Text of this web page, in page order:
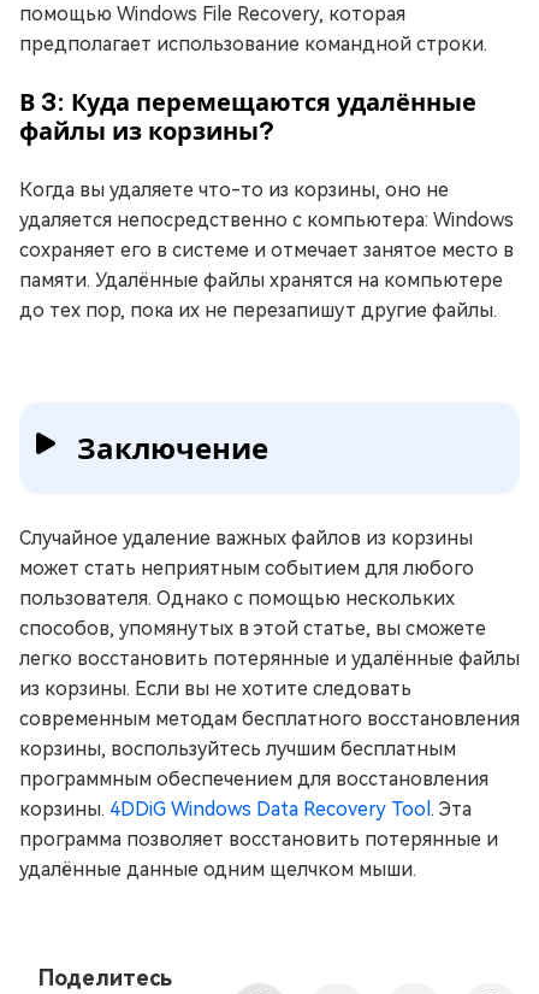
помощью Windows File Recovery, которая
предполагает использование командной строки.
В 3: Куда перемещаются удалённые
файлы из корзины?
Когда вы удаляете что-то из корзины, оно не
удаляется непосредственно с компьютера: Windows
сохраняет его в системе и отмечает занятое место в
памяти. Удалённые файлы хранятся на компьютере
до тех пор, пока их не перезапишут другие файлы.
Заключение
Случайное удаление важных файлов из корзины
может стать неприятным событием для любого
пользователя. Однако с помощью нескольких
способов, упомянутых в этой статье, вы сможете
легко восстановить потерянные и удалённые файлы
из корзины. Если вы не хотите следовать
современным методам бесплатного восстановления
корзины, воспользуйтесь лучшим бесплатным
программным обеспечением для восстановления
корзины. 4DDiG Windows Data Recovery Tool . Эта
программа позволяет восстановить потерянные и
удалённые данные одним щелчком мыши.
Поделитесь